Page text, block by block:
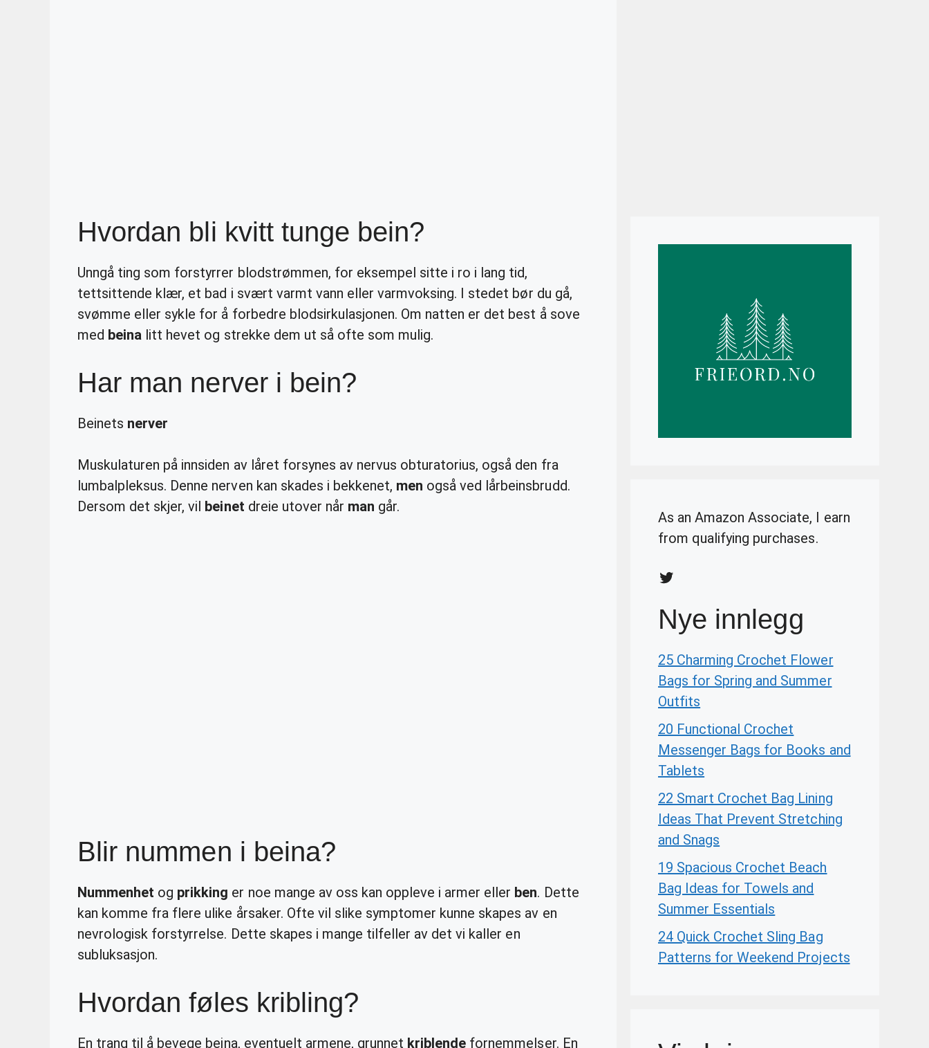
Hvordan bli kvitt tunge bein?
Unngå ting som forstyrrer blodstrømmen, for eksempel sitte i ro i lang tid,
tettsittende klær, et bad i svært varmt vann eller varmvoksing. I stedet bør du gå,
svømme eller sykle for å forbedre blodsirkulasjonen. Om natten er det best å sove
med beina litt hevet og strekke dem ut så ofte som mulig.
Har man nerver i bein?
Beinets nerver
Muskulaturen på innsiden av låret forsynes av nervus obturatorius, også den fra
lumbalpleksus. Denne nerven kan skades i bekkenet, men også ved lårbeinsbrudd.
Dersom det skjer, vil beinet dreie utover når man går.
Blir nummen i beina?
Nummenhet og prikking er noe mange av oss kan oppleve i armer eller ben. Dette
kan komme fra flere ulike årsaker. Ofte vil slike symptomer kunne skapes av en
nevrologisk forstyrrelse. Dette skapes i mange tilfeller av det vi kaller en
subluksasjon.
Hvordan føles kribling?
En trang til å bevege beina, eventuelt armene, grunnet kriblende fornemmelser. En
As an Amazon Associate, I earn
from qualifying purchases.
Twitter
Nye innlegg
25 Charming Crochet Flower
Bags for Spring and Summer
Outfits
20 Functional Crochet
Messenger Bags for Books and
Tablets
22 Smart Crochet Bag Lining
Ideas That Prevent Stretching
and Snags
19 Spacious Crochet Beach
Bag Ideas for Towels and
Summer Essentials
24 Quick Crochet Sling Bag
Patterns for Weekend Projects